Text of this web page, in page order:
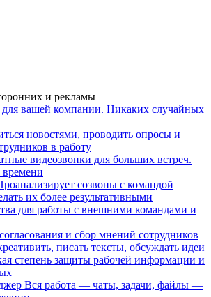
и рекламы
для вашей компании. Никаких случайных
новостями, проводить опросы и
в работу
видеозвонки для больших встреч.
времени
созвоны с командой
их более результативными
для работы с внешними командами и
и сбор мнений сотрудников
писать тексты, обсуждать идеи
степень защиты рабочей информации и
Вся работа — чаты, задачи, файлы —